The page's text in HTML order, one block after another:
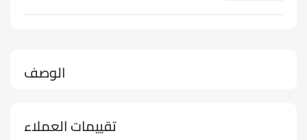
الوصف
تقييمات العملاء